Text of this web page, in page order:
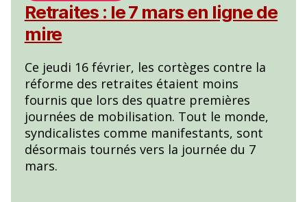
Retraites : le 7 mars en ligne de
mire
Ce jeudi 16 février, les cortèges contre la
réforme des retraites étaient moins
fournis que lors des quatre premières
journées de mobilisation. Tout le monde,
syndicalistes comme manifestants, sont
désormais tournés vers la journée du 7
mars.